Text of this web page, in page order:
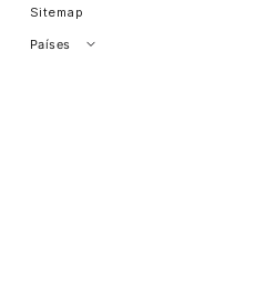
Sitemap
Países